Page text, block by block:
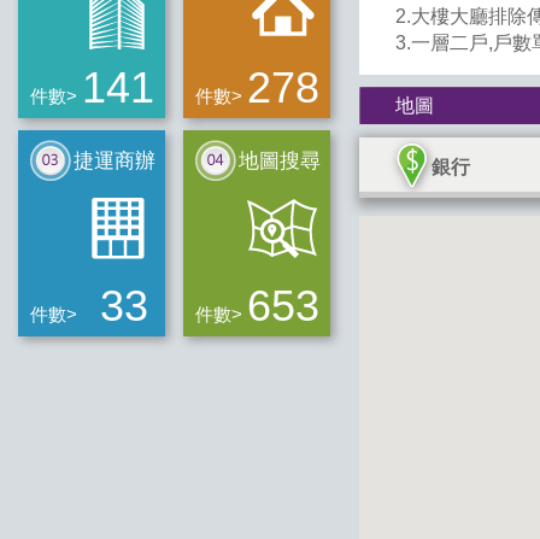
件數> 141 件數> 278
捷運商辦
件數> 33
地圖搜尋
件數> 653
2.大樓大廳排除
3.一層二戶,戶數
地圖
銀行